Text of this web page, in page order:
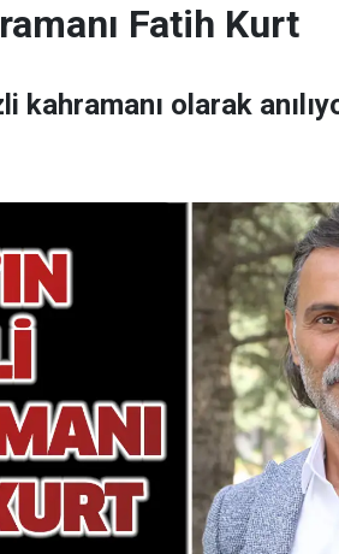
Fatih Kurt
kahramanı olarak